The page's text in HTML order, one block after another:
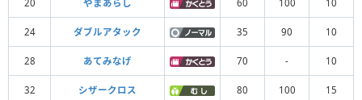
20 やまあらし 60 100 10
24 ダブルアタック 35 90 10
28 あてみなげ 70 - 10
32 シザークロス 80 100 15